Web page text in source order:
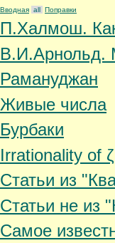
Вводная all Поправки
П.Халмош.
В.И.Арнольд.
Рамануджан
Живые числа
Бурбаки
Irrationality of
Статьи из
Статьи не из
Самое